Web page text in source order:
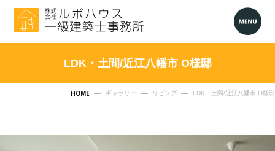
HOME ギャラリー リビング LDK・土間/近江八幡市 O様邸
LDK・土間/近江八幡市 O様邸